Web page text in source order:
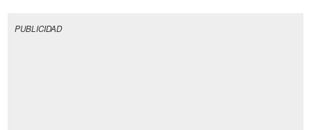
PUBLICIDAD